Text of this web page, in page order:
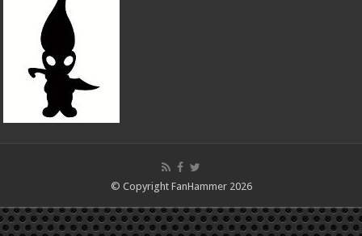
© Copyright FanHammer 2026